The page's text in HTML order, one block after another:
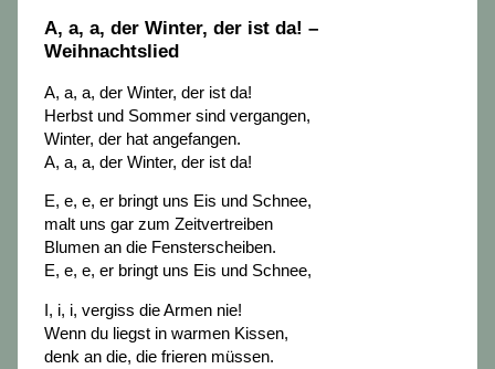
A, a, a, der Winter, der ist da! –
Weihnachtslied
A, a, a, der Winter, der ist da!
Herbst und Sommer sind vergangen,
Winter, der hat angefangen.
A, a, a, der Winter, der ist da!
E, e, e, er bringt uns Eis und Schnee,
malt uns gar zum Zeitvertreiben
Blumen an die Fensterscheiben.
E, e, e, er bringt uns Eis und Schnee,
I, i, i, vergiss die Armen nie!
Wenn du liegst in warmen Kissen,
denk an die, die frieren müssen.